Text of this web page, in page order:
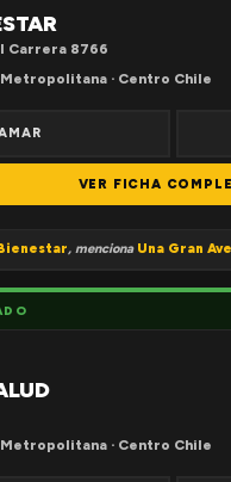
Carrera 8766
Metropolitana · Centro Chile
VER FICHA
, menciona Una Gran
Metropolitana · Centro Chile